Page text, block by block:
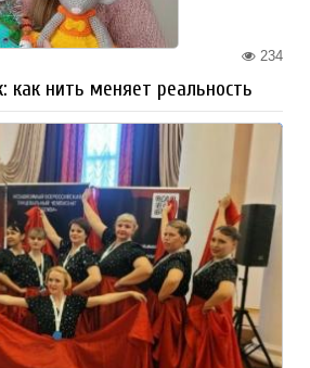
234
как нить меняет реальность